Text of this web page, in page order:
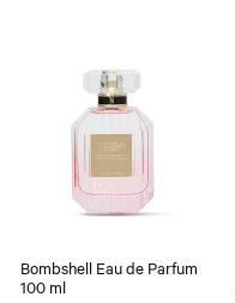
Bombshell Eau de Parfum
100 ml